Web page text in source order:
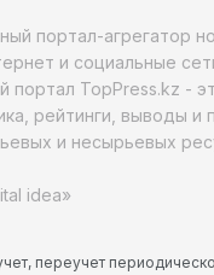
портал-агрегатор
и социальные
TopPress.kz -
рейтинги, выводы
и несырьевых
idea»
переучет